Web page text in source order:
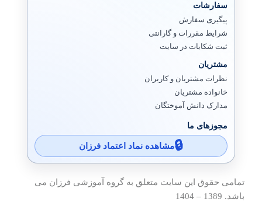
سفارشات
پیگیری سفارش
شرایط مقررات و گارانتی
ثبت شکایات در سایت
مشتریان
نظرات مشتریان و کاربران
خانواده مشتریان
مدارک دانش آموختگان
مجوزهای ما
مشاهده نماد اعتماد فرزان
تمامی حقوق این سایت متعلق به گروه آموزشی فرزان می
باشد. 1389 – 1404